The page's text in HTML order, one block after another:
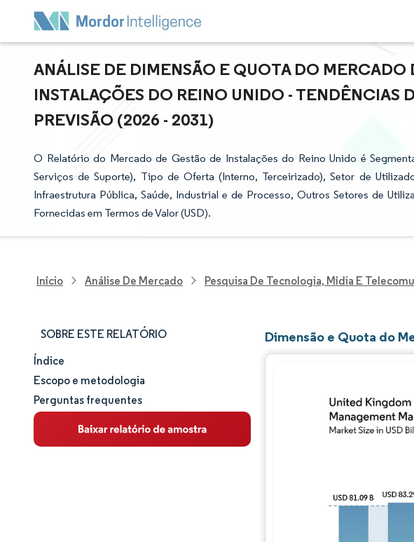
ANÁLISE DE DIMENSÃO E QUOTA DO MERCADO
INSTALAÇÕES DO REINO UNIDO - TENDÊNCIAS
PREVISÃO (2026 - 2031)
O Relatório do Mercado de Gestão de Instalações do Reino Unido é
Serviços de Suporte), Tipo de Oferta (Interno, Terceirizado), Setor de
Infraestrutura Pública, Saúde, Industrial e de Processo, Outros Setores de
Fornecidas em Termos de Valor (USD).
Início Análise De Mercado Pesquisa De Tecnologia, Mídia E
SOBRE ESTE RELATÓRIO
Tamanho e participação de mercado
Análise de mercado
Tendências e insights
Índice
Escopo e metodologia
Perguntas frequentes
Dimensão e Quota do